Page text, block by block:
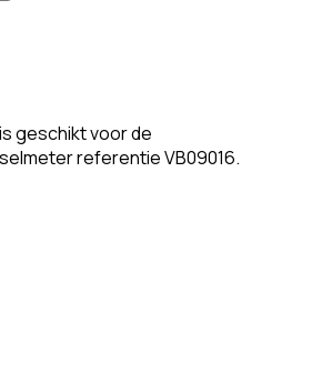
is geschikt voor de
referentie VB09016.